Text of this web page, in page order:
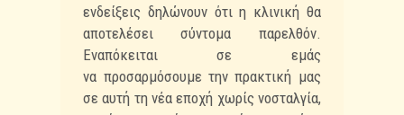
ενδείξεις δηλώνουν ότι η κλινική θα
αποτελέσει σύντομα παρελθόν.
Εναπόκειται σε εμάς
να προσαρμόσουμε την πρακτική μας
σε αυτή τη νέα εποχή χωρίς νοσταλγία,